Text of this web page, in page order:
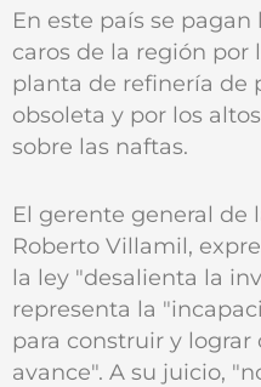
En este país se
caros de la región por
planta de refinería de
obsoleta y por los
sobre las naftas.
El gerente general de
Roberto Villamil,
la ley "desalienta la
representa la
para construir y lograr
avance". A su juicio,